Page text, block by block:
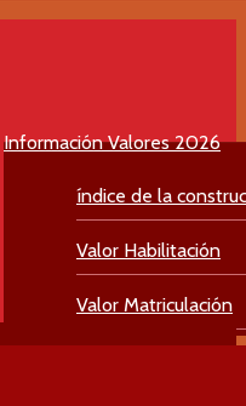
Información Valores 2026
índice de la
Valor Habilitación
Valor Matriculación